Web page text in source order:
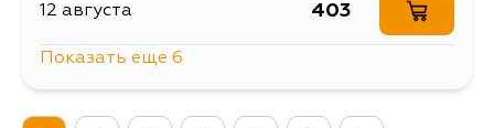
12 августа 403
Показать еще 6